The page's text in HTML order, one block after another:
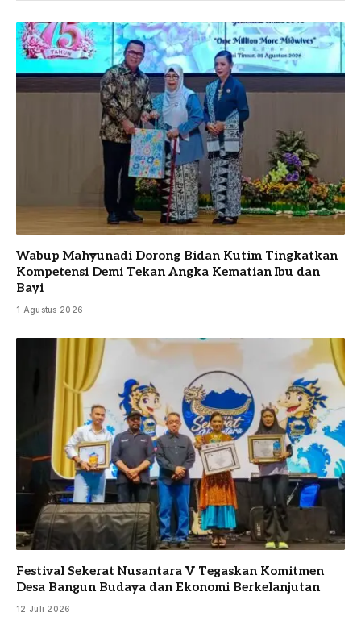
Wabup Mahyunadi Dorong Bidan Kutim Tingkatkan
Kompetensi Demi Tekan Angka Kematian Ibu dan
Bayi
1 Agustus 2026
Festival Sekerat Nusantara V Tegaskan Komitmen
Desa Bangun Budaya dan Ekonomi Berkelanjutan
12 Juli 2026